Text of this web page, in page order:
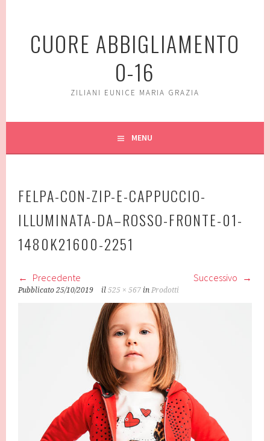
contenutoCUORE ABBIGLIAMENTO
0-16
ZILIANI EUNICE MARIA GRAZIA
MENU
FELPA-CON-ZIP-E-CAPPUCCIO-
ILLUMINATA-DA–ROSSO-FRONTE-01-
1480K21600-2251
Precedente Successivo
Pubblicato25/10/2019 il525 × 567 inProdotti